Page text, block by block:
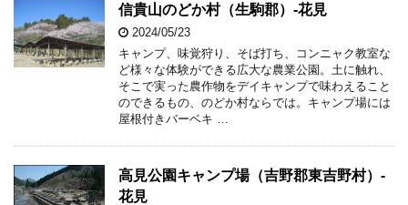
信貴山のどか村（生駒郡）-花見
2024/05/23
キャンプ、味覚狩り、そば打ち、コンニャク教室な
ど様々な体験ができる広大な農業公園。土に触れ、
そこで実った農作物をデイキャンプで味わえること
のできるもの、のどか村ならでは。キャンプ場には
屋根付きバーベキ …
高見公園キャンプ場（吉野郡東吉野村）-
花見